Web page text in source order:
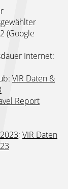
(Google
Internet:
VIR Daten &
Report
; VIR Daten